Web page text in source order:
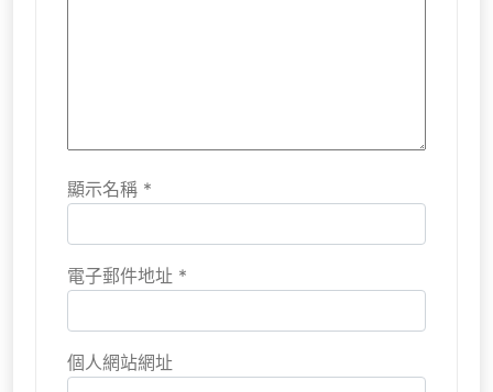
顯示名稱 *
電子郵件地址 *
個人網站網址